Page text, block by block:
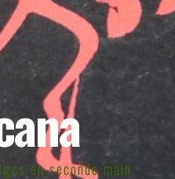
en seconde main